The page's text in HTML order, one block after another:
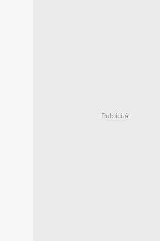
Publicité